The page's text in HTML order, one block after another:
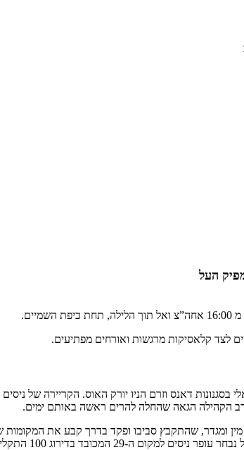
העל
לצד קלאסיקות מרגשות ואורחים מפתיעים.
הקהילה הגאה שהחלה להרים ראשה באותם ימים.
ומגדר, שהתקבץ סביבו ופקד בדרך קבע את